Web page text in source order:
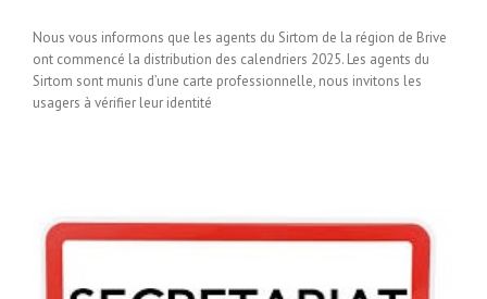
Nous vous informons que les agents du Sirtom de la région de Brive
ont commencé la distribution des calendriers 2025. Les agents du
Sirtom sont munis d’une carte professionnelle, nous invitons les
usagers à vérifier leur identité